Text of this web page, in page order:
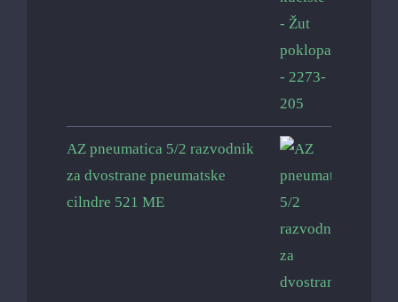
AZ pneumatica 5/2 razvodnik
za dvostrane pneumatske
cilndre 521 ME